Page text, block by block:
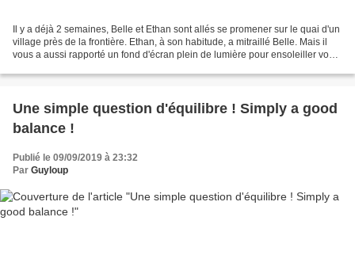
Il y a déjà 2 semaines, Belle et Ethan sont allés se promener sur le quai d'un
village près de la frontière. Ethan, à son habitude, a mitraillé Belle. Mais il
vous a aussi rapporté un fond d'écran plein de lumière pour ensoleiller vos
Une simple question d'équilibre ! Simply a good
balance !
Publié le 09/09/2019 à 23:32
Par Guyloup